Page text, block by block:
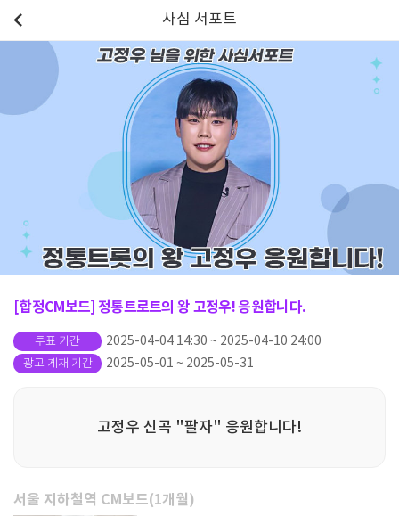
사심 서포트
[합정CM보드] 정통트로트의 왕 고정우! 응원합니다.
투표 기간 2025-04-04 14:30 ~ 2025-04-10 24:00
광고 게재 기간 2025-05-01 ~ 2025-05-31
고정우 신곡 "팔자" 응원합니다!
서울 지하철역 CM보드(1개월)